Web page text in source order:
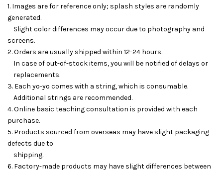
1. Images are for reference only; splash styles are randomly
generated.
Slight color differences may occur due to photography and
screens.
2. Orders are usually shipped within 12-24 hours.
In case of out-of-stock items, you will be notified of delays or
replacements.
3. Each yo-yo comes with a string, which is consumable.
Additional strings are recommended.
4. Online basic teaching consultation is provided with each
purchase.
5. Products sourced from overseas may have slight packaging
defects due to
shipping.
6. Factory-made products may have slight differences between